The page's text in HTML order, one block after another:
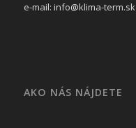
e-mail: info@klima-term.sk
AKO NÁS NÁJDETE